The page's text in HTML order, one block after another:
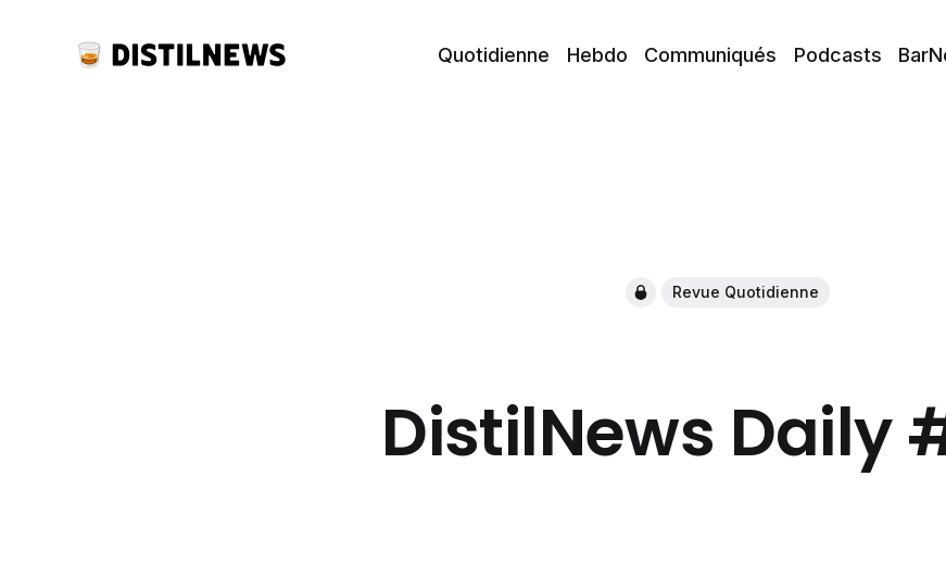
Quotidienne Hebdo Communiqués Podcasts
Revue Quotidienne
DistilNews Daily